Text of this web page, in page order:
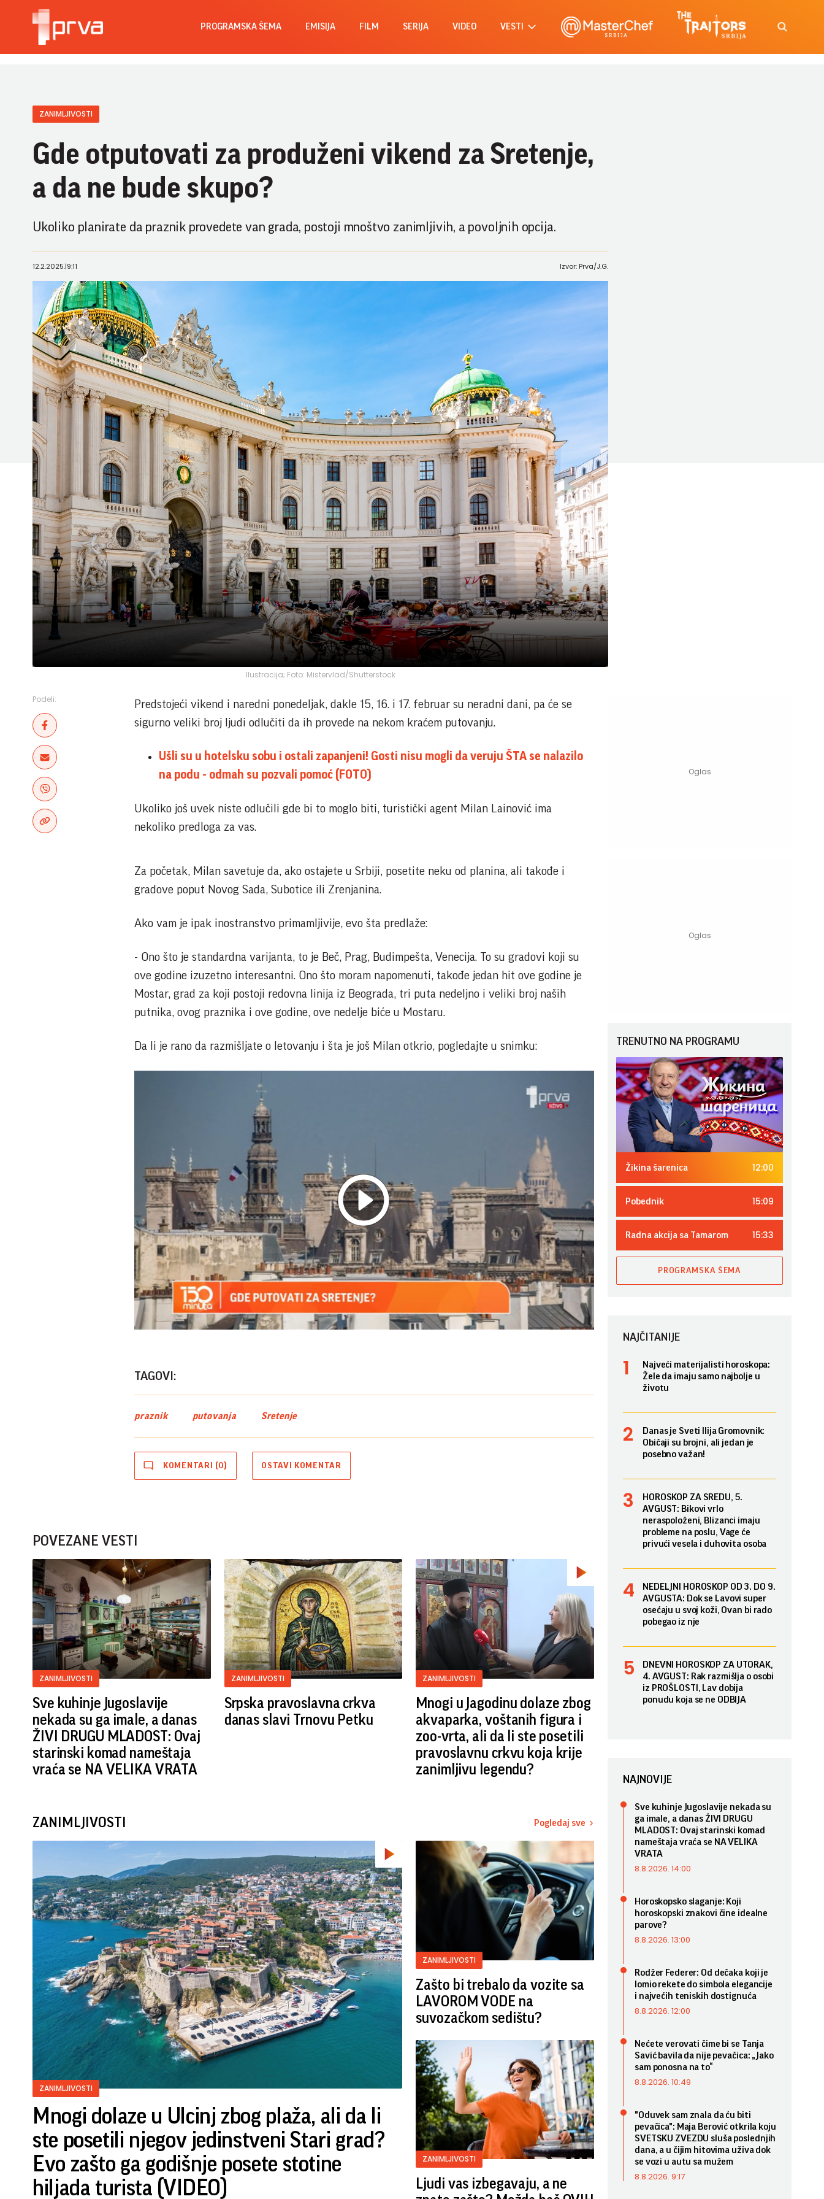
PROGRAMSKA ŠEMA EMISIJA FILM SERIJA VIDEO VESTI
ZANIMLJIVOSTI
Gde otputovati za produženi vikend za Sretenje,
a da ne bude skupo?
Ukoliko planirate da praznik provedete van grada, postoji mnoštvo zanimljivih, a povoljnih opcija.
Ilustracija; Foto: Mistervlad/Shutterstock
12.2.2025.|9:11 Izvor: Prva/J.G.
Podeli:
Predstojeći vikend i naredni ponedeljak, dakle 15, 16. i 17. februar su neradni dani, pa će se
sigurno veliki broj ljudi odlučiti da ih provede na nekom kraćem putovanju.
Ušli su u hotelsku sobu i ostali zapanjeni! Gosti nisu mogli da veruju ŠTA se nalazilo
na podu - odmah su pozvali pomoć (FOTO)
Ukoliko još uvek niste odlučili gde bi to moglo biti, turistički agent Milan Lainović ima
nekoliko predloga za vas.
Za početak, Milan savetuje da, ako ostajete u Srbiji, posetite neku od planina, ali takođe i
gradove poput Novog Sada, Subotice ili Zrenjanina.
Ako vam je ipak inostranstvo primamljivije, evo šta predlaže:
- Ono što je standardna varijanta, to je Beč, Prag, Budimpešta, Venecija. To su gradovi koji su
ove godine izuzetno interesantni. Ono što moram napomenuti, takođe jedan hit ove godine je
Mostar, grad za koji postoji redovna linija iz Beograda, tri puta nedeljno i veliki broj naših
putnika, ovog praznika i ove godine, ove nedelje biće u Mostaru.
Da li je rano da razmišljate o letovanju i šta je još Milan otkrio, pogledajte u snimku:
Play
Video
TAGOVI:
praznik putovanja Sretenje
KOMENTARI (0) OSTAVI KOMENTAR
POVEZANE VESTI
ZANIMLJIVOSTI
Sve kuhinje Jugoslavije
nekada su ga imale, a danas
ŽIVI DRUGU MLADOST: Ovaj
starinski komad nameštaja
vraća se NA VELIKA VRATA
ZANIMLJIVOSTI
Srpska pravoslavna crkva
danas slavi Trnovu Petku
ZANIMLJIVOSTI
Mnogi u Jagodinu dolaze zbog
akvaparka, voštanih figura i
zoo-vrta, ali da li ste posetili
pravoslavnu crkvu koja krije
zanimljivu legendu?
ZANIMLJIVOSTI Pogledaj sve
ZANIMLJIVOSTI
Mnogi dolaze u Ulcinj zbog plaža, ali da li
ste posetili njegov jedinstveni Stari grad?
Evo zašto ga godišnje posete stotine
hiljada turista (VIDEO)
ZANIMLJIVOSTI
Zašto bi trebalo da vozite sa
LAVOROM VODE na
suvozačkom sedištu?
ZANIMLJIVOSTI
Ljudi vas izbegavaju, a ne
TRENUTNO NA PROGRAMU
Žikina šarenica 12:00
Pobednik 15:09
Radna akcija sa Tamarom 15:33
PROGRAMSKA ŠEMA
NAJČITANIJE
Najveći materijalisti horoskopa:
Žele da imaju samo najbolje u
životu
Danas je Sveti Ilija Gromovnik:
Običaji su brojni, ali jedan je
posebno važan!
HOROSKOP ZA SREDU, 5.
AVGUST: Bikovi vrlo
neraspoloženi, Blizanci imaju
probleme na poslu, Vage će
privući vesela i duhovita osoba
NEDELJNI HOROSKOP OD 3. DO 9.
AVGUSTA: Dok se Lavovi super
osećaju u svoj koži, Ovan bi rado
pobegao iz nje
DNEVNI HOROSKOP ZA UTORAK,
4. AVGUST: Rak razmišlja o osobi
iz PROŠLOSTI, Lav dobija
ponudu koja se ne ODBIJA
NAJNOVIJE
Sve kuhinje Jugoslavije nekada su
ga imale, a danas ŽIVI DRUGU
MLADOST: Ovaj starinski komad
nameštaja vraća se NA VELIKA
VRATA
8.8.2026. 14:00
Horoskopsko slaganje: Koji
horoskopski znakovi čine idealne
parove?
8.8.2026. 13:00
Rodžer Federer: Od dečaka koji je
lomio rekete do simbola elegancije
i najvećih teniskih dostignuća
8.8.2026. 12:00
Nećete verovati čime bi se Tanja
Savić bavila da nije pevačica: „Jako
sam ponosna na to“
8.8.2026. 10:49
"Oduvek sam znala da ću biti
pevačica": Maja Berović otkrila koju
SVETSKU ZVEZDU sluša poslednjih
dana, a u čijim hitovima uživa dok
se vozi u autu sa mužem
8.8.2026. 9:17